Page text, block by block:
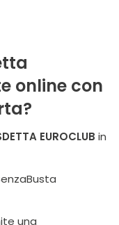
online con
?
EUROCLUB in
una